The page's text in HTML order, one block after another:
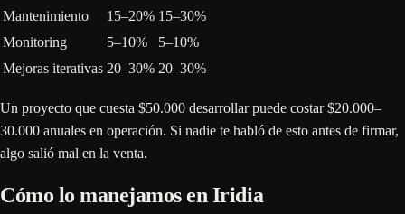
Mantenimiento
15–20% 15–30%
Monitoring
5–10%
5–10%
Mejoras iterativas 20–30% 20–30%
Un proyecto que cuesta $50.000 desarrollar puede costar $20.000–
30.000 anuales en operación. Si nadie te habló de esto antes de firmar,
algo salió mal en la venta.
Cómo lo manejamos en Iridia